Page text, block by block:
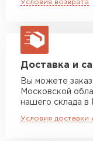
макс. длина
Манипулятор до
макс. длина
Манипулятор
макс. длина
Манипулятор
Условия возврата
Доставка и
Вы можете
Московской
нашего склада в
Условия доставки